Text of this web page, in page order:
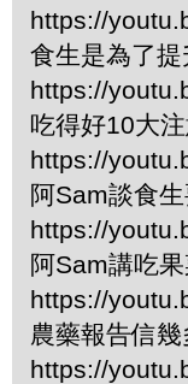
https://
食生是為了
https://
吃得好10大
https://
阿Sam談食
https://
阿Sam講吃
https://
農藥報告信
https://